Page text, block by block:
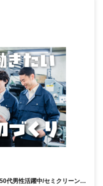
代男性活躍中/セミクリーンル